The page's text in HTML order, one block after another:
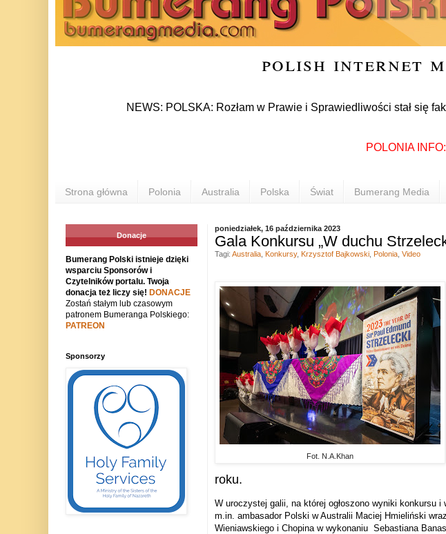
polish internet
NEWS: POLSKA: Rozłam w Prawie i Sprawiedliwości stał się
POLONIA INFO:
Strona główna Polonia Australia Polska Świat Bumerang Media
poniedziałek, 16 października 2023
Gala Konkursu „W duchu
Fot. N.A.Khan
roku.
W uroczystej galii, na której ogłoszono wyniki konkursu
m.in. ambasador Polski w Australii Maciej Hmieliński
Wieniawskiego i Chopina w wykonaniu Sebastiana
Tagi: Australia, Konkursy, Krzysztof Bajkowski, Polonia, Video
Donacje
Bumerang Polski istnieje dzięki
wsparciu Sponsorów i
Czytelników portalu. Twoja
donacja też liczy się! DONACJE
Zostań stałym lub czasowym
patronem Bumeranga Polskiego:
PATREON
Sponsorzy